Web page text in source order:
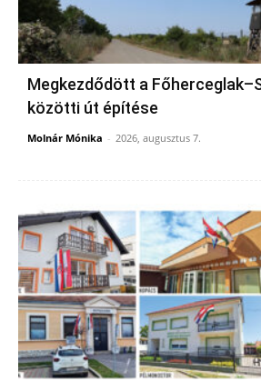
Megkezdődött a
közötti út építése
Molnár Mónika - 2026, augusztus 7.